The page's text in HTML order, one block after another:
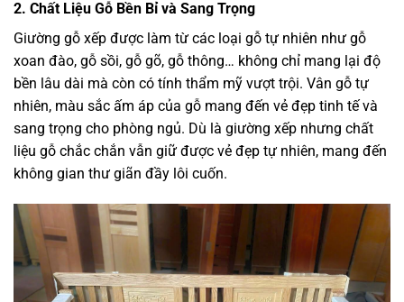
2. Chất Liệu Gỗ Bền Bỉ và Sang Trọng
Giường gỗ xếp được làm từ các loại gỗ tự nhiên như gỗ
xoan đào, gỗ sồi, gỗ gõ, gỗ thông… không chỉ mang lại độ
bền lâu dài mà còn có tính thẩm mỹ vượt trội. Vân gỗ tự
nhiên, màu sắc ấm áp của gỗ mang đến vẻ đẹp tinh tế và
sang trọng cho phòng ngủ. Dù là giường xếp nhưng chất
liệu gỗ chắc chắn vẫn giữ được vẻ đẹp tự nhiên, mang đến
không gian thư giãn đầy lôi cuốn.